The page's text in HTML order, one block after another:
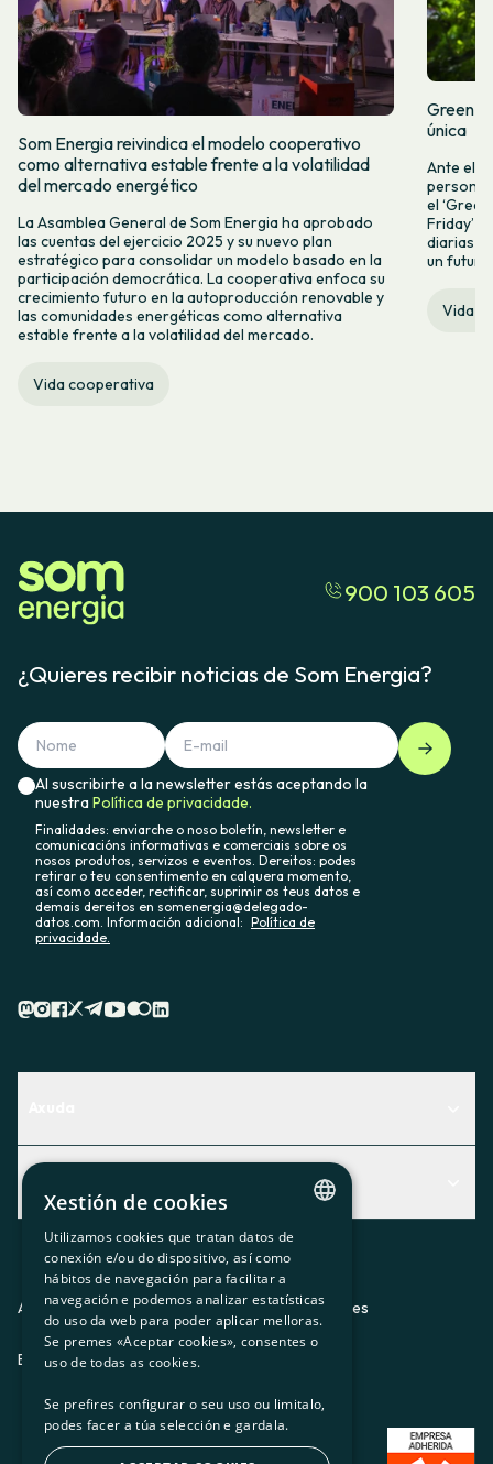
Som Energia reivindica el modelo cooperativo
como alternativa estable frente a la volatilidad
del mercado energético
La Asamblea General de Som Energia ha aprobado
las cuentas del ejercicio 2025 y su nuevo plan
estratégico para consolidar un modelo basado en la
participación democrática. La cooperativa enfoca su
crecimiento futuro en la autoproducción renovable y
las comunidades energéticas como alternativa
estable frente a la volatilidad del mercado.
Vida cooperativa
Green
única
Ante el
el
Friday’
diarias y
un
Vida
900 103 605
¿Quieres recibir noticias de Som Energia?
Al suscribirte a la newsletter estás aceptando la
nuestraPolítica de privacidade.
Finalidades: enviarche o noso boletín, newsletter e
comunicacións informativas e comerciais sobre os
nosos produtos, servizos e eventos. Dereitos: podes
retirar o teu consentimento en calquera momento,
así como acceder, rectificar, suprimir os teus datos e
demais dereitos en somenergia@delegado-
datos.com. Información adicional: Política de
privacidade.
Descubre qué servicio te encaja mejor
Contacto
Actualidad
O recuncho da socia
Prensa
Trabaja con nosotros
Aviso legalPolítica de privacidadPolítica de cookies
ES CAGLEU
CATALAN
SPANISH
GL
Xestión de cookies
Utilizamos cookies que tratan datos de
conexión e/ou do dispositivo, así como
hábitos de navegación para facilitar a
navegación e podemos analizar estatísticas
do uso da web para poder aplicar melloras.
Se premes «Aceptar cookies», consentes o
uso de todas as cookies.
Se prefires configurar o seu uso ou limitalo,
podes facer a túa selección e gardala.